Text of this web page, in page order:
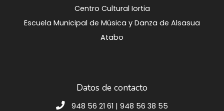
Centro Cultural Iortia
Escuela Municipal de Música y Danza de Alsasua
Atabo
Datos de contacto
948 56 21 61 | 948 56 38 55